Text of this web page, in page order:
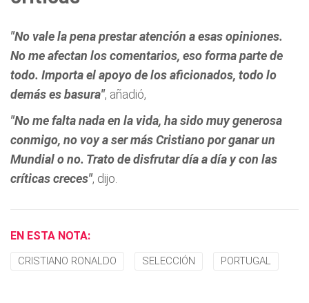
"No vale la pena prestar atención a esas opiniones.
No me afectan los comentarios, eso forma parte de
todo. Importa el apoyo de los aficionados, todo lo
demás es basura", añadió,
"No me falta nada en la vida, ha sido muy generosa
conmigo, no voy a ser más Cristiano por ganar un
Mundial o no. Trato de disfrutar día a día y con las
críticas creces", dijo.
EN ESTA NOTA:
CRISTIANO RONALDO SELECCIÓN PORTUGAL